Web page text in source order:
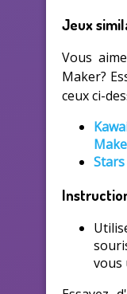
Jeux
Vous
Maker?
ceux ci-
vous